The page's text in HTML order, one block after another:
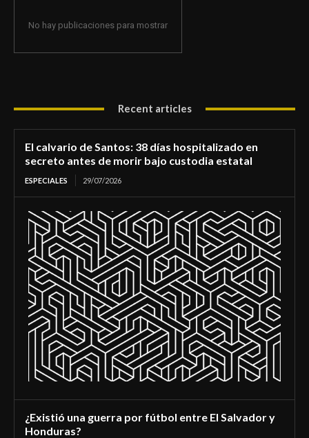
No hay publicaciones para mostrar
Recent articles
El calvario de Santos: 38 días hospitalizado en
secreto antes de morir bajo custodia estatal
ESPECIALES 29/07/2026
¿Existió una guerra por fútbol entre El Salvador y
Honduras?